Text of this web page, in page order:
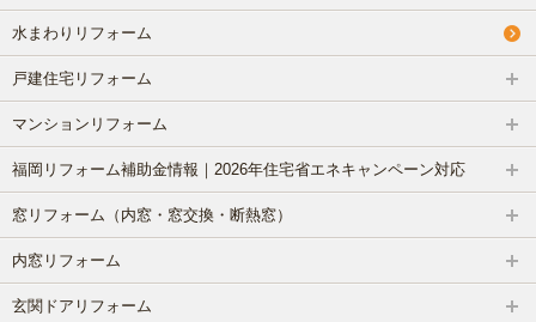
水まわりリフォーム
戸建住宅リフォーム
マンションリフォーム
福岡リフォーム補助金情報｜2026年住宅省エネキャンペーン対応
窓リフォーム（内窓・窓交換・断熱窓）
内窓リフォーム
玄関ドアリフォーム